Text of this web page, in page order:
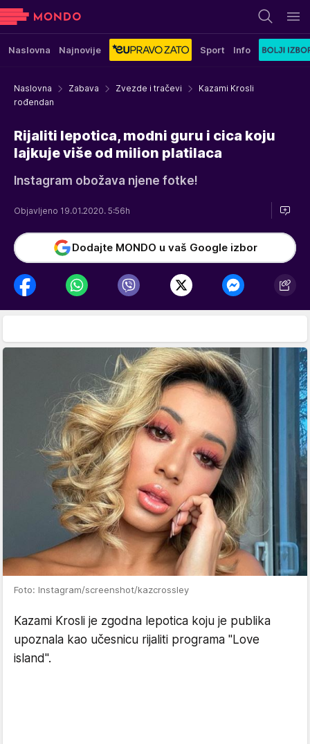
Naslovna Najnovije Sport Info
Naslovna Zabava Zvezde i tračevi
Kazami Krosli
rođendan
Rijaliti lepotica, modni guru i cica koju
lajkuje više od milion platilaca
Instagram obožava njene fotke!
Objavljeno 19.01.2020. 5:56h
Dodajte MONDO u vaš Google izbor
Foto: Instagram/screenshot/kazcrossley
Kazami Krosli je zgodna lepotica koju je publika
upoznala kao učesnicu rijaliti programa "Love
island".